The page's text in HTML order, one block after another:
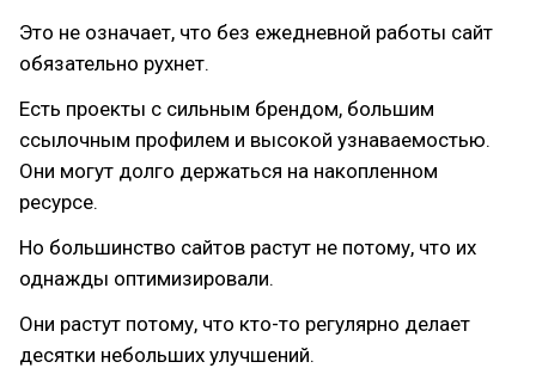
Это не означает, что без ежедневной работы сайт
обязательно рухнет.
Есть проекты с сильным брендом, большим
ссылочным профилем и высокой узнаваемостью.
Они могут долго держаться на накопленном
ресурсе.
Но большинство сайтов растут не потому, что их
однажды оптимизировали.
Они растут потому, что кто-то регулярно делает
десятки небольших улучшений.